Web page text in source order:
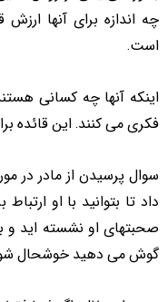
چه اندازه برای آنها
است.
اینکه آنها چه کسانی
فکری می کنند. این قائده
سوال پرسیدن از مادر در
داد تا بتوانید با او
صحبتهای او نشسته اید و
گوش می دهید خوشحال